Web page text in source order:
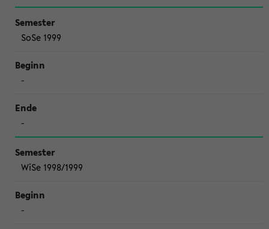
SoSe 1999
-
-
WiSe 1998/1999
-